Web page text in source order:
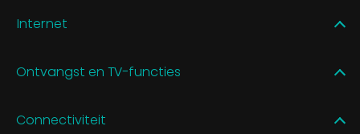
Internet
Ontvangst en TV-functies
Connectiviteit